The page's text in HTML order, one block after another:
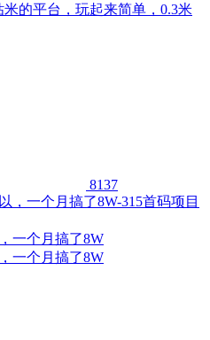
的平台，玩起来简单，0.3米
8137
一个月搞了8W
一个月搞了8W